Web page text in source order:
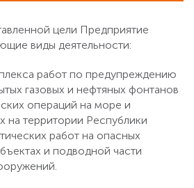
цели Предприятие
виды деятельности:
работ по предупреждению
газовых и нефтяных фонтанов
операций на море и
на территории Республики
работ на опасных
и подводной части